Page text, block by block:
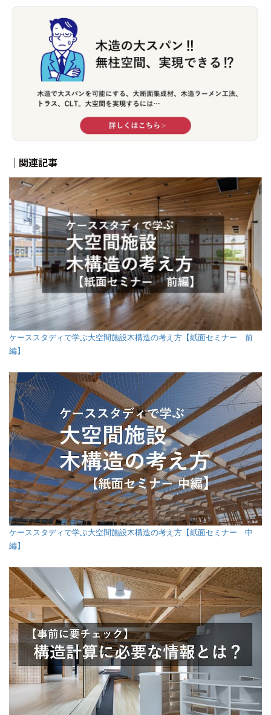
｜関連記事
ケーススタディで学ぶ大空間施設木構造の考え方【紙面セミナー 前
編】
ケーススタディで学ぶ大空間施設木構造の考え方【紙面セミナー 中
編】